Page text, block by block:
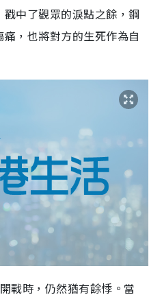
中了觀眾的淚點之餘，鋼
，也將對方的生死作為自
戰時，仍然猶有餘悸。當